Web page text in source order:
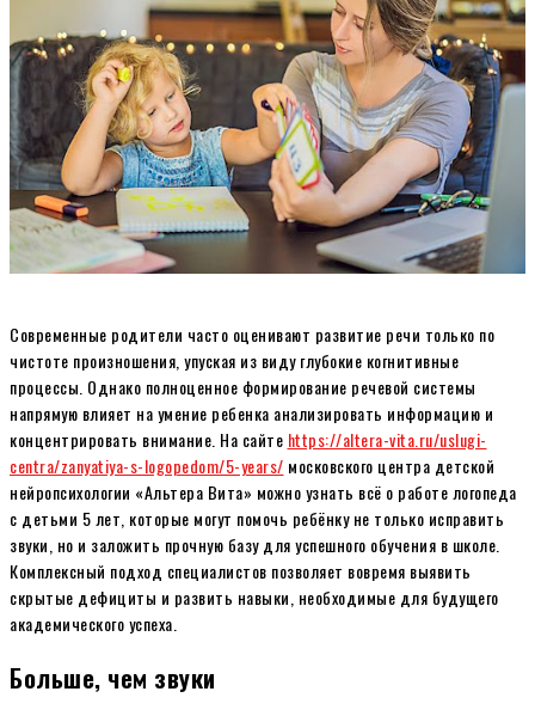
Современные родители часто оценивают развитие речи только по
чистоте произношения, упуская из виду глубокие когнитивные
процессы. Однако полноценное формирование речевой системы
напрямую влияет на умение ребенка анализировать информацию и
концентрировать внимание. На сайте https://altera-vita.ru/uslugi-
centra/zanyatiya-s-logopedom/5-years/ московского центра детской
нейропсихологии «Альтера Вита» можно узнать всё о работе логопеда
с детьми 5 лет, которые могут помочь ребёнку не только исправить
звуки, но и заложить прочную базу для успешного обучения в школе.
Комплексный подход специалистов позволяет вовремя выявить
скрытые дефициты и развить навыки, необходимые для будущего
академического успеха.
Больше, чем звуки